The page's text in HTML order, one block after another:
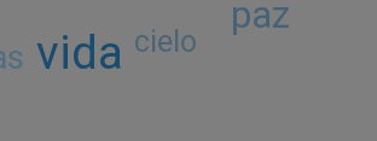
vida
paz
cielo